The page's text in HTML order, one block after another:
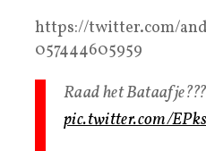
https://twitter.com/
057444605959
Raad het Bataafje???
pic.twitter.com/